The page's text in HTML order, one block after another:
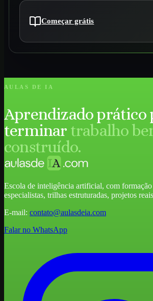
Começar grátis
AULAS DE IA
Aprendizado prático
terminar trabalho
construído.
Escola de inteligência artificial, com
especialistas, trilhas estruturadas, projetos
E-mail: contato@aulasdeia.com
Falar no WhatsApp